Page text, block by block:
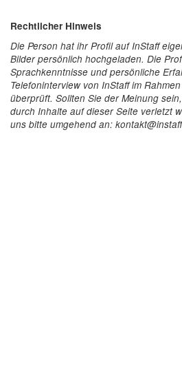
Rechtlicher Hinweis
Die Person hat ihr Profil auf InStaff
Bilder persönlich hochgeladen. Die
Sprachkenntnisse und persönliche
Telefoninterview von InStaff im
überprüft. Sollten Sie der Meinung
durch Inhalte auf dieser Seite verletzt
uns bitte umgehend an: